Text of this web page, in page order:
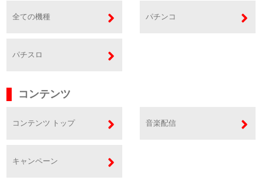
全ての機種 パチンコ
パチスロ
コンテンツ
コンテンツ トップ 音楽配信
キャンペーン